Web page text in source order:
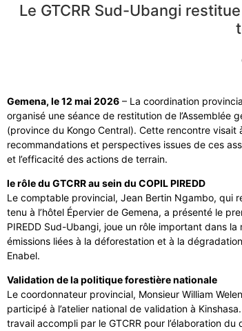
Le GTCRR Sud-Ubangi
Gemena, le 12 mai 2026 – La coordination
organisé une séance de restitution de l’Assemblée
(province du Kongo Central). Cette rencontre
recommandations et perspectives issues de ces
et l’efficacité des actions de terrain.
le rôle du GTCRR au sein du COPIL PIREDD
Le comptable provincial, Jean Bertin Ngambo, qui
tenu à l’hôtel Épervier de Gemena, a présenté le
PIREDD Sud-Ubangi, joue un rôle important dans
émissions liées à la déforestation et à la
Enabel.
Validation de la politique forestière nationale
Le coordonnateur provincial, Monsieur William
participé à l’atelier national de validation à
travail accompli par le GTCRR pour l’élaboration